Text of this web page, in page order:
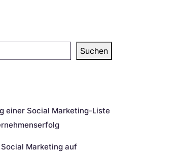
Suchen
einer Social Marketing-Liste
Marketing auf